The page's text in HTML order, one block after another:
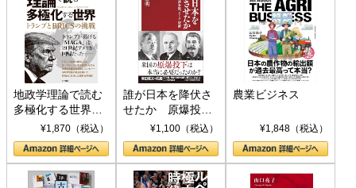
地政学理論で読む
多極化する世界：
トランプとBRICS
の挑戦
¥1,870（税込）
誰が日本を降伏さ
せたか 原爆投
下、ソ連参戦、そ
して聖断 (PHP新
書)
¥1,100（税込）
農業ビジネス
¥1,848（税込）